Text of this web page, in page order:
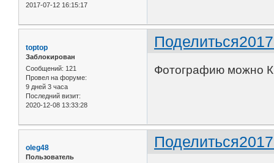
2017-07-12 16:15:17
Поделиться
toptop
Заблокирован
Сообщений: 121
Провел на форуме:
9 дней 3 часа
Последний визит:
2020-12-08 13:33:28
Фотографию можно
Поделиться
oleg48
Пользователь